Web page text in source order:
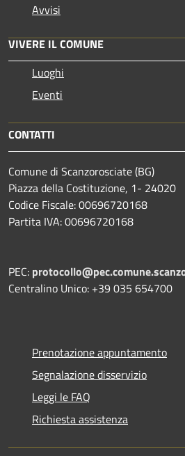
Avvisi
VIVERE IL COMUNE
Luoghi
Eventi
CONTATTI
Comune di Scanzorosciate (BG)
Piazza della Costituzione, 1- 24020
Codice Fiscale: 00696720168
Partita IVA: 00696720168
PEC:
Centralino Unico: +39 035 654700
Prenotazione appuntamento
Segnalazione disservizio
Leggi le FAQ
Richiesta assistenza